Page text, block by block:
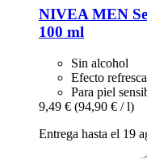
NIVEA MEN
100 ml
Sin alcohol
Efecto
Para piel
9,49 € (94,90 € / l)
Entrega hasta el 19